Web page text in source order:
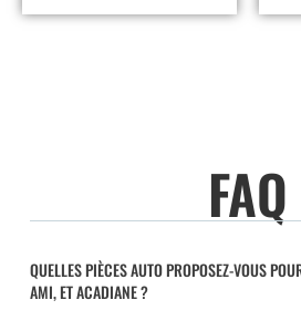
FAQ
QUELLES PIÈCES AUTO PROPOSEZ-VOUS
AMI, ET ACADIANE ?